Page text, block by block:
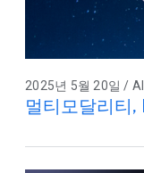
2025년 5월 20일 /
멀티모달리티,